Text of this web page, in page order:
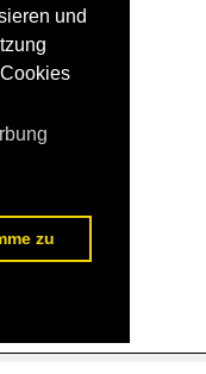
und
zu